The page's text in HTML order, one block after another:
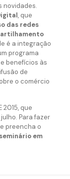
novidades.
, que
das redes
é a integração
programa
benefícios às
de
o comércio
2015, que
Para fazer
preencha o
em